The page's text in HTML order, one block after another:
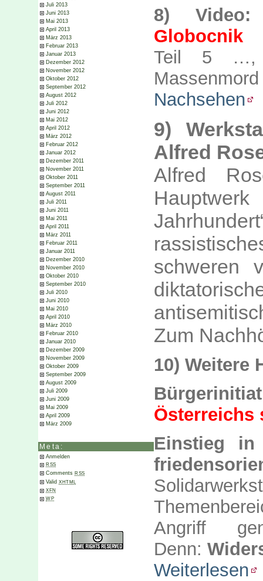
Juli 2013
Juni 2013
Mai 2013
April 2013
März 2013
Februar 2013
Januar 2013
Dezember 2012
November 2012
Oktober 2012
September 2012
August 2012
Juli 2012
Juni 2012
Mai 2012
April 2012
März 2012
Februar 2012
Januar 2012
Dezember 2011
November 2011
Oktober 2011
September 2011
August 2011
Juli 2011
Juni 2011
Mai 2011
April 2011
März 2011
Februar 2011
Januar 2011
Dezember 2010
November 2010
Oktober 2010
September 2010
Juli 2010
Juni 2010
Mai 2010
April 2010
März 2010
Februar 2010
Januar 2010
Dezember 2009
November 2009
Oktober 2009
September 2009
August 2009
Juli 2009
Juni 2009
Mai 2009
April 2009
März 2009
Meta:
Anmelden
RSS
Comments RSS
Valid XHTML
XFN
WP
8)
Globocnik
Teil 5 …,
Massenmord
Nachsehen
9)
Alfred
Alfred
schweren
Zum
10) Weitere
Österreichs
Einstieg in
Angriff
Denn:
Weiterlesen